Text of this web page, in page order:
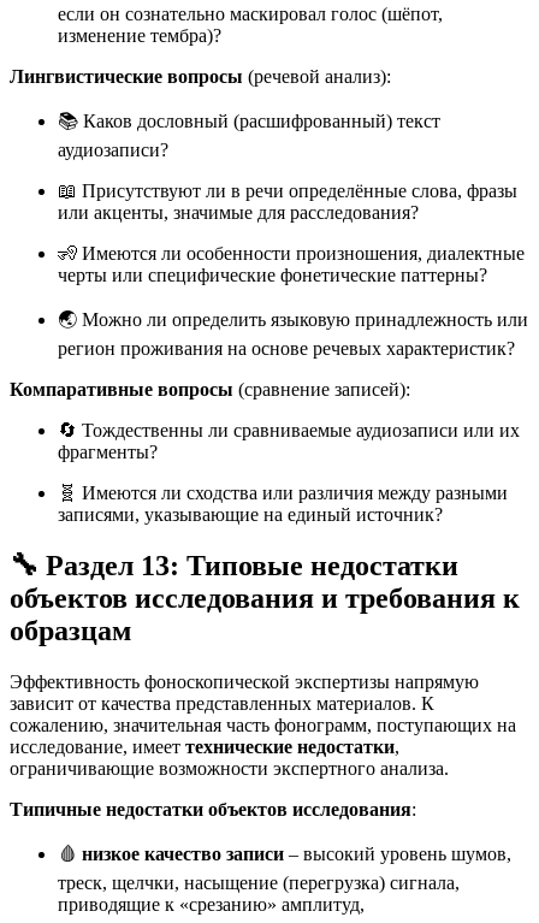
если он сознательно маскировал голос (шёпот,
изменение тембра)?
Лингвистические вопросы (речевой анализ):
📚 Каков дословный (расшифрованный) текст
аудиозаписи?
📖 Присутствуют ли в речи определённые слова, фразы
или акценты, значимые для расследования?
🧏 Имеются ли особенности произношения, диалектные
черты или специфические фонетические паттерны?
🌏 Можно ли определить языковую принадлежность или
регион проживания на основе речевых характеристик?
Компаративные вопросы (сравнение записей):
🔄 Тождественны ли сравниваемые аудиозаписи или их
фрагменты?
🧬 Имеются ли сходства или различия между разными
записями, указывающие на единый источник?
🔧 Раздел 13: Типовые недостатки
объектов исследования и требования к
образцам
Эффективность фоноскопической экспертизы напрямую
зависит от качества представленных материалов. К
сожалению, значительная часть фонограмм, поступающих на
исследование, имеет технические недостатки,
ограничивающие возможности экспертного анализа.
Типичные недостатки объектов исследования:
🩸 низкое качество записи – высокий уровень шумов,
треск, щелчки, насыщение (перегрузка) сигнала,
приводящие к «срезанию» амплитуд,